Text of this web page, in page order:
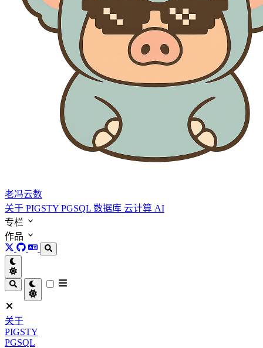
老冯云数
关于 PIGSTY PGSQL 数据库 云计算 AI
专栏
作品
关于
PIGSTY
PGSQL